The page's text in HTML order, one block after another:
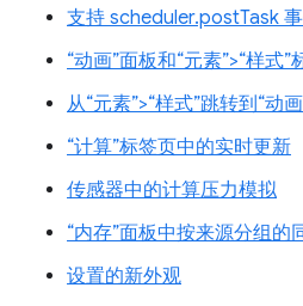
支持 scheduler.postTask
“动画”面板和“元素”>“样式
从“元素”>“样式”跳转到“动
“计算”标签页中的实时更新
传感器中的计算压力模拟
“内存”面板中按来源分组的
设置的新外观